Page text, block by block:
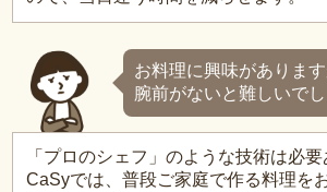
お料理に興味がありま
腕前がないと難しいで
「プロのシェフ」のような技術は必要
CaSyでは、普段ご家庭で作る料理を